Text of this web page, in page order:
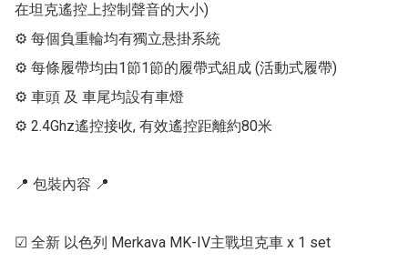
在坦克遙控上控制聲音的大小)
⚙ 每個負重輪均有獨立悬掛系統
⚙ 每條履帶均由1節1節的履帶式組成 (活動式履帶)
⚙ 車頭 及 車尾均設有車燈
⚙ 2.4Ghz遙控接收, 有效遙控距離約80米
📍 包裝內容 📍
☑ 全新 以色列 Merkava MK-IV主戰坦克車 x 1 set